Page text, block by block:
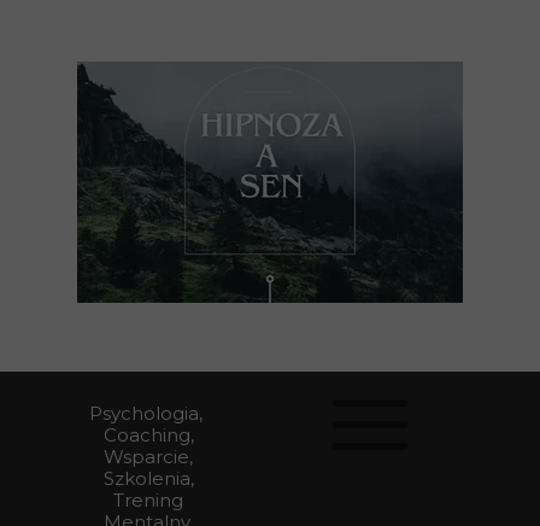
Psychologia,
Coaching,
Wsparcie,
Szkolenia,
Trening